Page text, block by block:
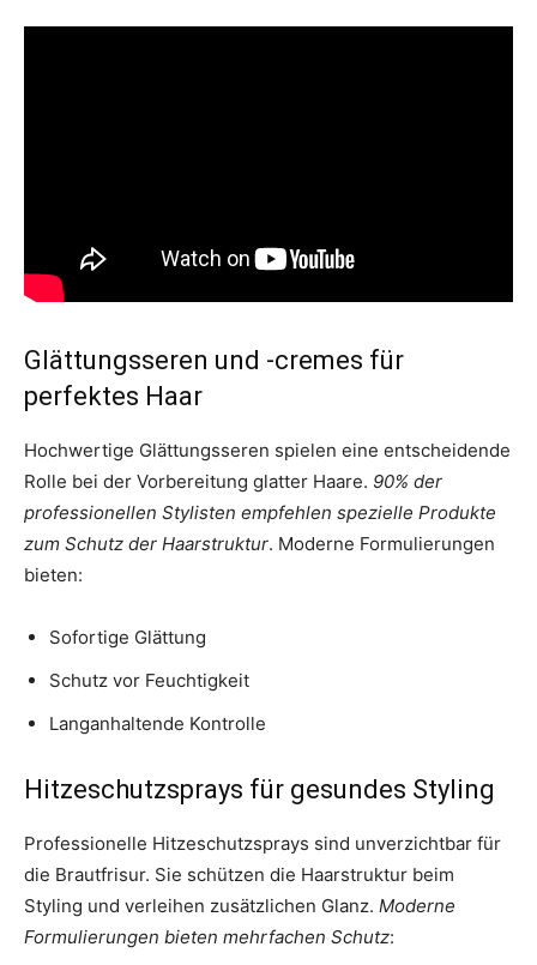
Glättungsseren und -cremes für
perfektes Haar
Hochwertige Glättungsseren spielen eine entscheidende
Rolle bei der Vorbereitung glatter Haare. 90% der
professionellen Stylisten empfehlen spezielle Produkte
zum Schutz der Haarstruktur. Moderne Formulierungen
bieten:
Sofortige Glättung
Schutz vor Feuchtigkeit
Langanhaltende Kontrolle
Hitzeschutzsprays für gesundes Styling
Professionelle Hitzeschutzsprays sind unverzichtbar für
die Brautfrisur. Sie schützen die Haarstruktur beim
Styling und verleihen zusätzlichen Glanz. Moderne
Formulierungen bieten mehrfachen Schutz: